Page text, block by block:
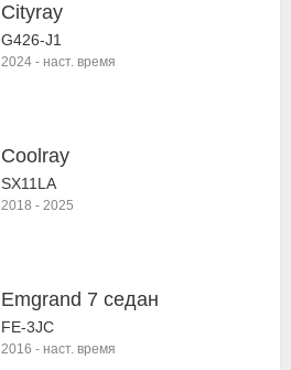
Cityray
G426-J1
2024 - наст. время
Coolray
SX11LA
2018 - 2025
Emgrand 7 седан
FE-3JC
2016 - наст. время